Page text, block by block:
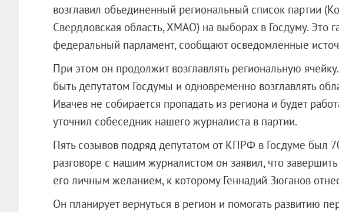
возглавил объединенный региональный список партии
Свердловская область, ХМАО) на выборах в Госдуму. Это
федеральный парламент, сообщают осведомленные
При этом он продолжит возглавлять региональную
быть депутатом Госдумы и одновременно возглавлять
Ивачев не собирается пропадать из региона и будет
уточнил собеседник нашего журналиста в партии.
Пять созывов подряд депутатом от КПРФ в Госдуме был
разговоре с нашим журналистом он заявил, что
его личным желанием, к которому Геннадий Зюганов
Он планирует вернуться в регион и помогать развитию